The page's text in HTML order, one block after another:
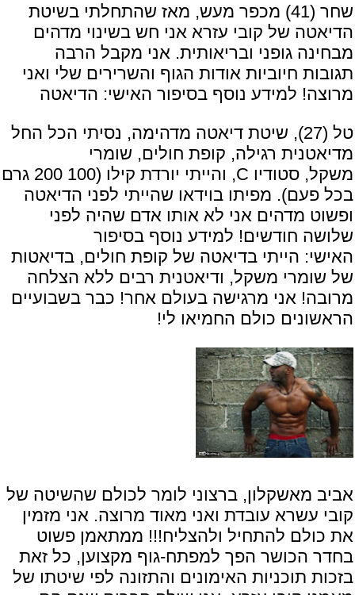
שחר (41) מכפר מעש, מאז שהתחלתי בשיטת
הדיאטה של קובי עזרא אני חש בשינוי מדהים
מבחינה גופני ובריאותית. אני מקבל הרבה
תגובות חיוביות אודות הגוף והשרירים שלי ואני
מרוצה! למידע נוסף בסיפור האישי: הדיאטה
טל (27), שיטת דיאטה מדהימה, נסיתי הכל החל
מדיאטנית רגילה, קופת חולים, שומרי
משקל, סטודיו C, והייתי יורדת קילו (100 200 גרם
בכל פעם). מפיתו בוידאו שהייתי לפני הדיאטה
ופשוט מדהים אני לא אותו אדם שהיה לפני
שלושה חודשים! למידע נוסף בסיפור
האישי: הייתי בדיאטה של קופת חולים, בדיאטות
של שומרי משקל, ודיאטנית רבים ללא הצלחה
מרובה! אני מרגישה בעולם אחר! כבר בשבועיים
הראשונים כולם החמיאו לי!
אביב מאשקלון, ברצוני לומר לכולם שהשיטה של
קובי עשרא עובדת ואני מאוד מרוצה. אני מזמין
את כולם להתחיל ולהצליח!!! ממתאמן פשוט
בחדר הכושר הפך למפתח-גוף מקצוען, כל זאת
בזכות תוכניות האימונים והתזונה לפי שיטתו של